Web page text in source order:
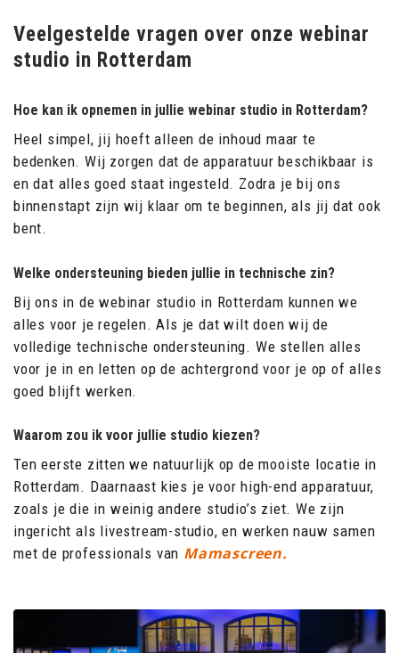
Veelgestelde vragen over onze webinar
studio in Rotterdam
Hoe kan ik opnemen in jullie webinar studio in Rotterdam?
Heel simpel, jij hoeft alleen de inhoud maar te
bedenken. Wij zorgen dat de apparatuur beschikbaar is
en dat alles goed staat ingesteld. Zodra je bij ons
binnenstapt zijn wij klaar om te beginnen, als jij dat ook
bent.
Welke ondersteuning bieden jullie in technische zin?
Bij ons in de webinar studio in Rotterdam kunnen we
alles voor je regelen. Als je dat wilt doen wij de
volledige technische ondersteuning. We stellen alles
voor je in en letten op de achtergrond voor je op of alles
goed blijft werken.
Waarom zou ik voor jullie studio kiezen?
Ten eerste zitten we natuurlijk op de mooiste locatie in
Rotterdam. Daarnaast kies je voor high-end apparatuur,
zoals je die in weinig andere studio’s ziet. We zijn
ingericht als livestream-studio, en werken nauw samen
met de professionals van Mamascreen.